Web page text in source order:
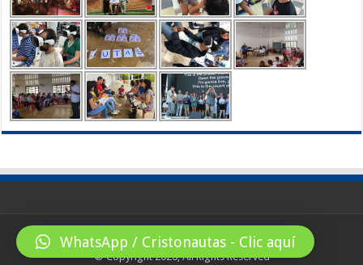
© Copyright 2026, All Rights Reserved
WhatsApp / Cristonautas - Clic aquí